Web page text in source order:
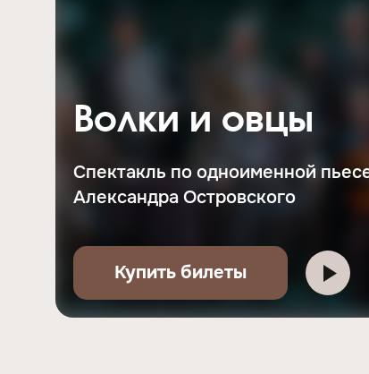
Волки и овцы
Спектакль по одноименной
Александра Островского
Купить билеты